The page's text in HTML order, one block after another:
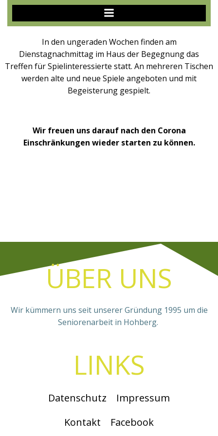
Zum
Inhalt
springen
In den ungeraden Wochen finden am
Dienstagnachmittag im Haus der Begegnung das
Treffen für Spielinteressierte statt. An mehreren Tischen
werden alte und neue Spiele angeboten und mit
Begeisterung gespielt.
Wir freuen uns darauf nach den Corona
Einschränkungen wieder starten zu können.
ÜBER UNS
Wir kümmern uns seit unserer Gründung 1995 um die
Seniorenarbeit in Hohberg.
LINKS
Datenschutz
Impressum
Kontakt
Facebook